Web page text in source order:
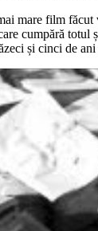
mare film făcut
cumpără
și cinci de